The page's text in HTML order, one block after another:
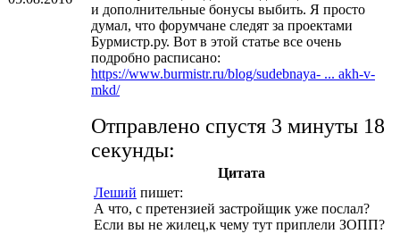
и дополнительные бонусы выбить. Я просто
думал, что форумчане следят за проектами
Бурмистр.ру. Вот в этой статье все очень
подробно расписано:
https://www.burmistr.ru/blog/sudebnaya- ... akh-v-
mkd/
Отправлено спустя 3 минуты 18
секунды:
Цитата
Леший пишет:
А что, с претензией застройщик уже послал?
Если вы не жилец,к чему тут приплели ЗОПП?